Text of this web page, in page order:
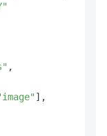
,
] ,